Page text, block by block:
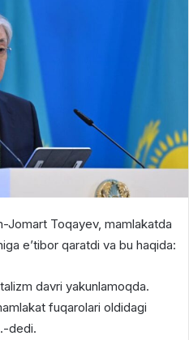
Jomart Toqayev, mamlakatda
e’tibor qaratdi va bu haqida:
davri yakunlamoqda.
fuqarolari oldidagi
dedi.